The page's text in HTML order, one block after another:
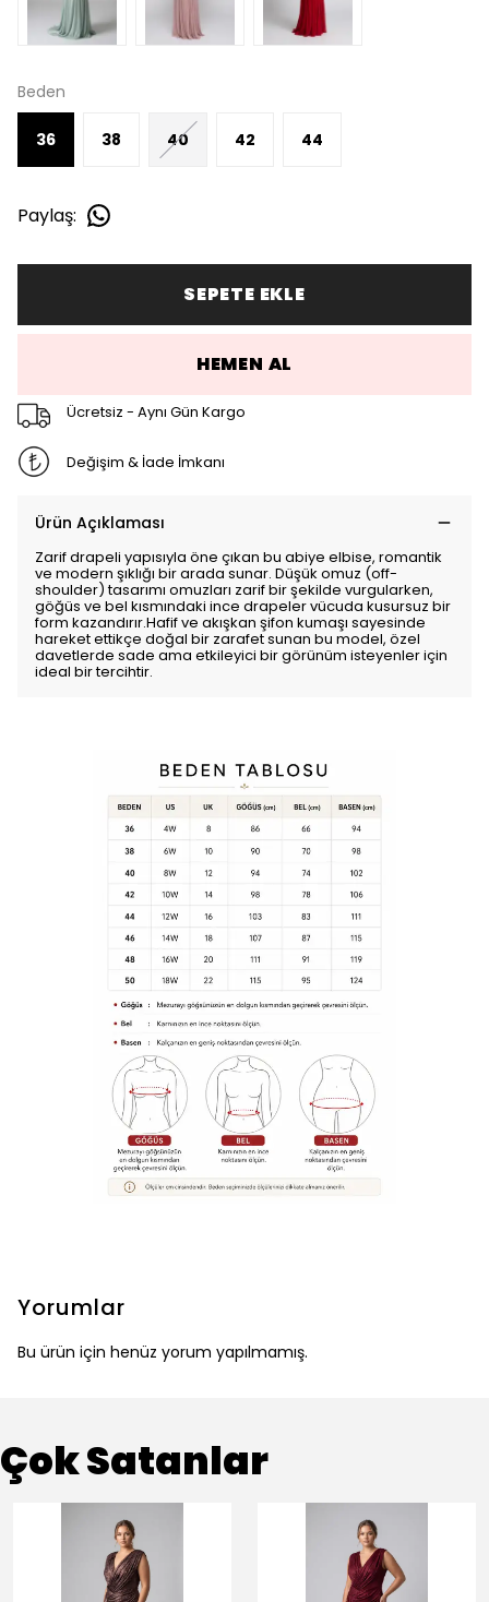
Beden
36 38 40 42 44
Paylaş:
SEPETE EKLE
HEMEN AL
Ücretsiz - Aynı Gün Kargo
Değişim & İade İmkanı
Ürün Açıklaması
Zarif drapeli yapısıyla öne çıkan bu abiye elbise, romantik
ve modern şıklığı bir arada sunar. Düşük omuz (off-
shoulder) tasarımı omuzları zarif bir şekilde vurgularken,
göğüs ve bel kısmındaki ince drapeler vücuda kusursuz bir
form kazandırır.Hafif ve akışkan şifon kumaşı sayesinde
hareket ettikçe doğal bir zarafet sunan bu model, özel
davetlerde sade ama etkileyici bir görünüm isteyenler için
ideal bir tercihtir.
Yorumlar
Bu ürün için henüz yorum yapılmamış.
Çok Satanlar